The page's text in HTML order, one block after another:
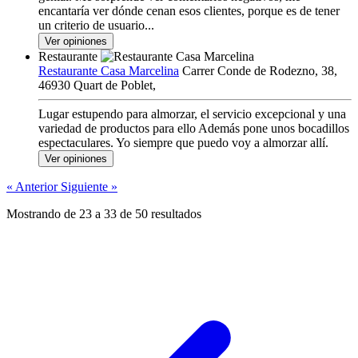
encantaría ver dónde cenan esos clientes, porque es de tener
un criterio de usuario...
Ver opiniones
Restaurante
Restaurante Casa Marcelina Carrer Conde de Rodezno, 38,
46930 Quart de Poblet,
Lugar estupendo para almorzar, el servicio excepcional y una
variedad de productos para ello Además pone unos bocadillos
espectaculares. Yo siempre que puedo voy a almorzar allí.
Ver opiniones
« Anterior Siguiente »
Mostrando de 23 a 33 de 50 resultados